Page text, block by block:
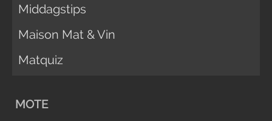
Middagstips
Maison Mat & Vin
Matquiz
MOTE